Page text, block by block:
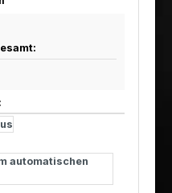
automatischen